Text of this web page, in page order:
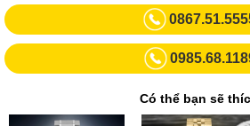
0969102552
Số 55 Trần Đăng Ninh – Cầu
0963264832
02437836542
Có thể bạn sẽ